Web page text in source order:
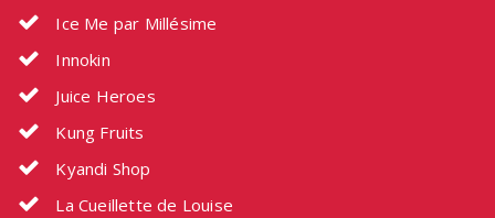
Ice Me par Millésime
Innokin
Juice Heroes
Kung Fruits
Kyandi Shop
La Cueillette de Louise